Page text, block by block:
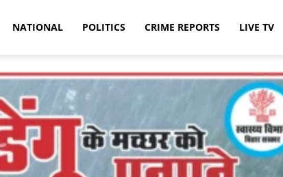
NATIONAL POLITICS CRIME REPORTS LIVE TV